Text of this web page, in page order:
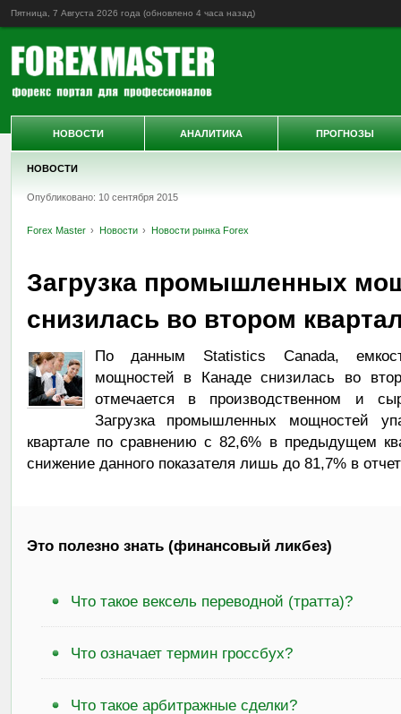
Пятница, 7 Августа 2026 года (обновлено 4 часа назад)
НОВОСТИ
Опубликовано: 10 сентября 2015
Forex Master Новости Новости рынка Forex
Загрузка промышленных
снизилась во втором
По данным Statistics Canada,
мощностей в Канаде снизилась во
отмечается в производственном и
Загрузка промышленных мощностей
квартале по сравнению с 82,6% в предыдущем
снижение данного показателя лишь до 81,7% в
Это полезно знать (финансовый ликбез)
Что такое вексель переводной (тратта)?
Что означает термин гроссбух?
Что такое арбитражные сделки?
НОВОСТИ АНАЛИТИКА ПРОГНОЗЫ